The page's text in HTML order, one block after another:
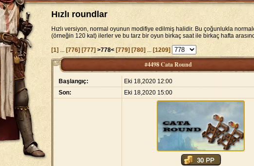
Hızlı roundlar
Hızlı versiyon, normal oyunun modifiye edilmiş halidir. Bu çoğunlukla
(örneğin 120 kat) ilerler ve bu tarz bir oyun birkaç saat ile birkaç hafta
[1] ... [776][777]>778< [779] [780] ... [1209]
#4498 Cata Round
Başlangıç:
Eki 18,2020 12:00
Son:
Eki 18,2020 15:00